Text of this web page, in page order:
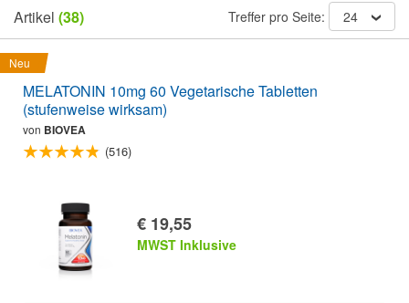
Artikel (38) Treffer pro Seite: 24
Neu
MELATONIN 10mg 60 Vegetarische Tabletten
(stufenweise wirksam)
von BIOVEA
(516)
€ 19,55
MWST Inklusive